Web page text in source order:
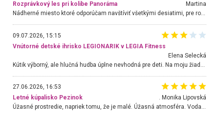
Rozprávkový les pri kolibe Panoráma
Martina
Nádherné miesto ktoré odporúčam navštíviť všetkými desiatimi, pre rodiny s deťmi, dôchodcom... Proste a jednoducho ozaj rozprávkový les.. určite ešte prídeme. Odniesli sme si na pamiatku krásne tričká,
09.07.2026, 15:15
Vnútorné detské ihrisko LEGIONARIK v LEGIA Fitness
Elena Selecká
27.06.2026, 16:53
Letné kúpalisko Pezinok
. Monika Lipovská
Úžasné prostredie, napriek tomu, že je malé. Úžasná atmosféra. Voda fantastická a nádherná. Ľudí je pomerne veľa, ale su mili a ohľaduplní. Je veľmi zaujímavé sledovať, ako dokážu spolu športovať cudzí ľudia a bez ohľadu na vek. Vládne tu pohoda. Vnuka neviem dostať z vody. Ďakujem za krásny deň . Urcite sa sem vrátim. Jediný problém je s parkovaním, ale aj ten sa mi podarilo vyriešiť. Monika Bratislava